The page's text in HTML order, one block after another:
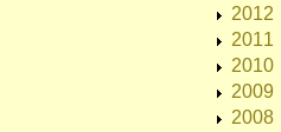
2012
2011
2010
2009
2008